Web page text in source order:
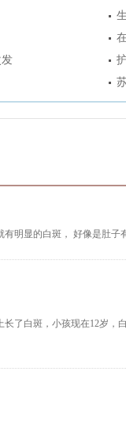
有明显的白斑， 好像是肚
了白斑，小孩现在12岁